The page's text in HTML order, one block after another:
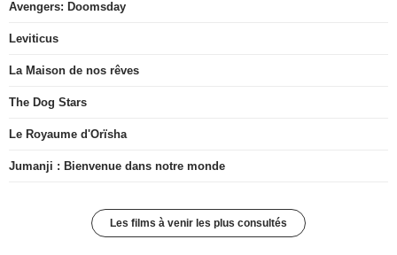
Avengers: Doomsday
Leviticus
La Maison de nos rêves
The Dog Stars
Le Royaume d'Orïsha
Jumanji : Bienvenue dans notre monde
Les films à venir les plus consultés